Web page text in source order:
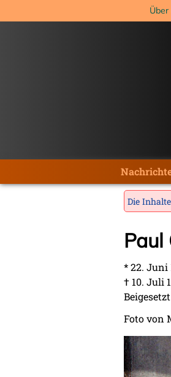
Über
überspringen
Die
Paul
* 22. Juni
† 10. Juli
Foto von